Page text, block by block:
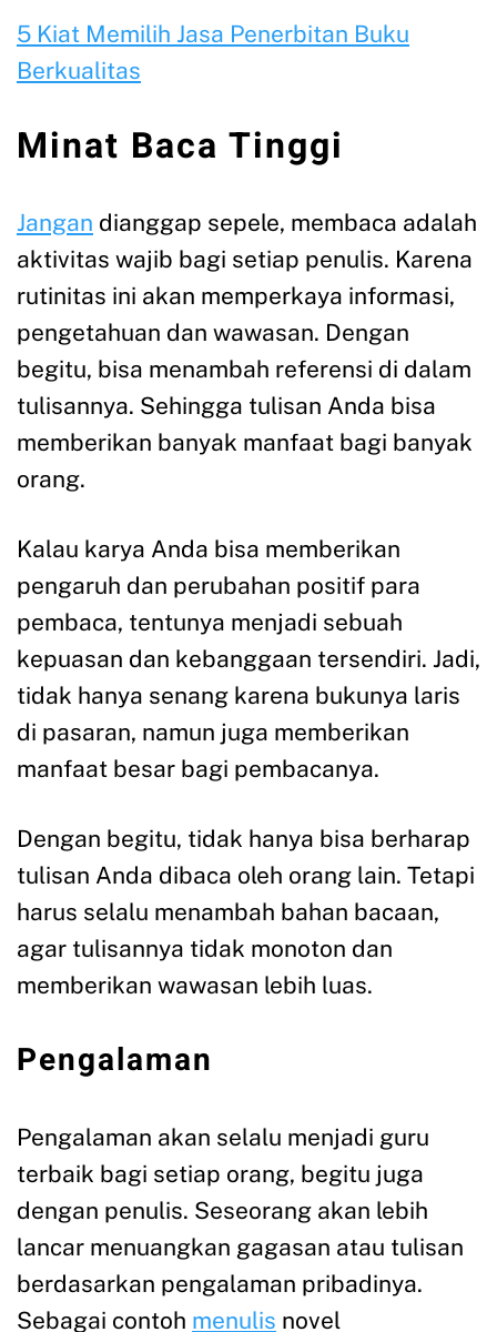
5 Kiat Memilih Jasa Penerbitan Buku
Berkualitas
Minat Baca Tinggi
Jangan dianggap sepele, membaca adalah
aktivitas wajib bagi setiap penulis. Karena
rutinitas ini akan memperkaya informasi,
pengetahuan dan wawasan. Dengan
begitu, bisa menambah referensi di dalam
tulisannya. Sehingga tulisan Anda bisa
memberikan banyak manfaat bagi banyak
orang.
Kalau karya Anda bisa memberikan
pengaruh dan perubahan positif para
pembaca, tentunya menjadi sebuah
kepuasan dan kebanggaan tersendiri. Jadi,
tidak hanya senang karena bukunya laris
di pasaran, namun juga memberikan
manfaat besar bagi pembacanya.
Dengan begitu, tidak hanya bisa berharap
tulisan Anda dibaca oleh orang lain. Tetapi
harus selalu menambah bahan bacaan,
agar tulisannya tidak monoton dan
memberikan wawasan lebih luas.
Pengalaman
Pengalaman akan selalu menjadi guru
terbaik bagi setiap orang, begitu juga
dengan penulis. Seseorang akan lebih
lancar menuangkan gagasan atau tulisan
berdasarkan pengalaman pribadinya.
Sebagai contoh menulis novel